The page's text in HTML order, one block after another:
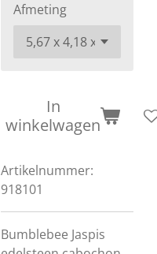
Afmeting
In
winkelwagen
Artikelnummer:
918101
Bumblebee Jaspis